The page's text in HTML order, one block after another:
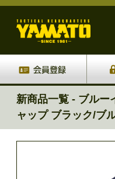
新商品一覧 - ブルー
ャップ ブラック/ブ